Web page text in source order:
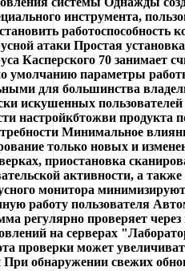
инструмента,
работоспособность
атаки Простая
Касперского 70 занимает
умолчанию параметры
для большинства
искушенных
настройкбтожви продукта
Минимальное
только новых и
приостановка
активности, а
монитора
работу пользователя
регулярно проверяет через
на серверах
проверки может
обнаружении свежих